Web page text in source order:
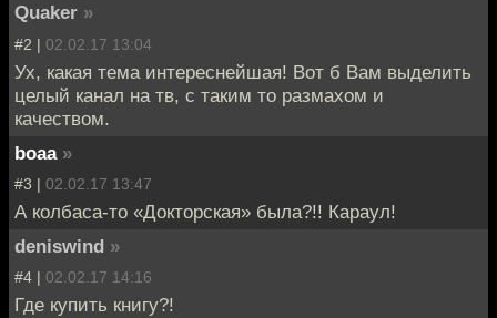
Quaker »
#2 | 02.02.17 13:04
Ух, какая тема интереснейшая! Вот б Вам выделить
целый канал на тв, с таким то размахом и
качеством.
boaa »
#3 | 02.02.17 13:47
А колбаса-то «Докторская» была?!! Караул!
deniswind »
#4 | 02.02.17 14:16
Где купить книгу?!